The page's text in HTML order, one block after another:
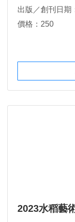
出版／創刊日期
價格：250
2023水稻藝